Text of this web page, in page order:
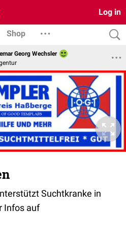
Log in
Shop
Georg Wechsler
Suchtkranke in
Infos auf